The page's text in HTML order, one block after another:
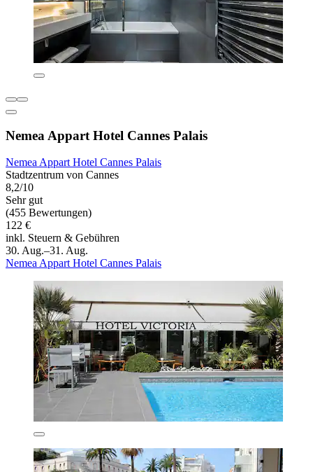
Nemea Appart Hotel Cannes Palais
Nemea Appart Hotel Cannes Palais
Stadtzentrum von Cannes
8,2/10
Sehr gut
(455 Bewertungen)
122 €
inkl. Steuern & Gebühren
30. Aug.–31. Aug.
Nemea Appart Hotel Cannes Palais